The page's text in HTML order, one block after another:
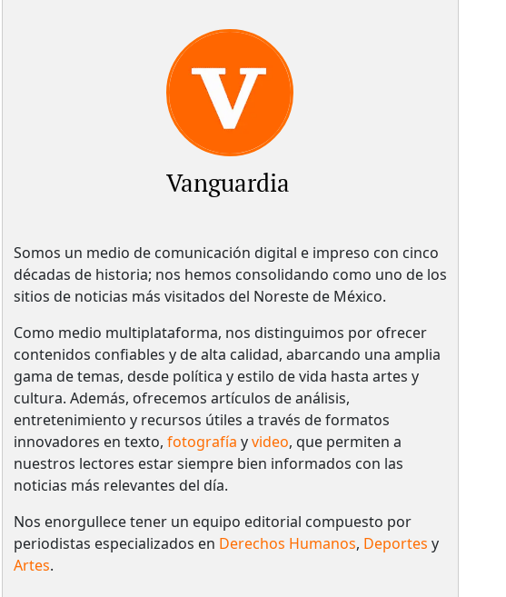
Vanguardia
Somos un medio de comunicación digital e impreso con cinco
décadas de historia; nos hemos consolidando como uno de los
sitios de noticias más visitados del Noreste de México.
Como medio multiplataforma, nos distinguimos por ofrecer
contenidos confiables y de alta calidad, abarcando una amplia
gama de temas, desde política y estilo de vida hasta artes y
cultura. Además, ofrecemos artículos de análisis,
entretenimiento y recursos útiles a través de formatos
innovadores en texto, fotografía yvideo, que permiten a
nuestros lectores estar siempre bien informados con las
noticias más relevantes del día.
Nos enorgullece tener un equipo editorial compuesto por
periodistas especializados en Derechos Humanos, Deportes y
Artes.